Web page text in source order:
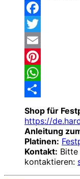
Facebook
Twitter
Email
Pinterest
WhatsApp
Share
Shop für
https://
Anleitung
Platinen:
Kontakt: Bitte
kontaktieren: